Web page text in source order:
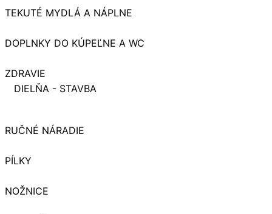
TEKUTÉ MYDLÁ A NÁPLNE
DOPLNKY DO KÚPEĽNE A WC
ZDRAVIE
DIELŇA - STAVBA
RUČNÉ NÁRADIE
PÍLKY
NOŽNICE